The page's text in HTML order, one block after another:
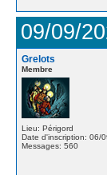
09/09/
Grelots
Membre
Lieu: Périgord
Date d'inscription: 06/
Messages: 560